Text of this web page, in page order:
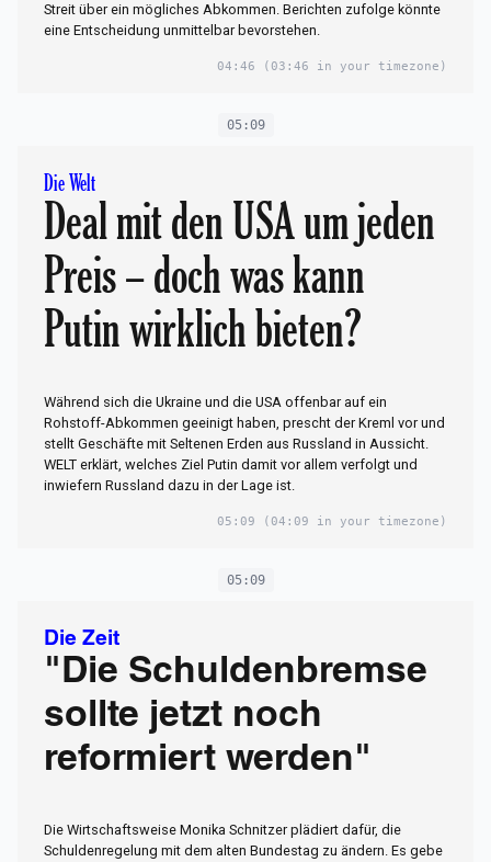
Streit über ein mögliches Abkommen. Berichten zufolge könnte
eine Entscheidung unmittelbar bevorstehen.
04:46 (03:46 in your timezone)
05:09
Die Welt
Deal mit den USA um jeden
Preis – doch was kann
Putin wirklich bieten?
Während sich die Ukraine und die USA offenbar auf ein
Rohstoff-Abkommen geeinigt haben, prescht der Kreml vor und
stellt Geschäfte mit Seltenen Erden aus Russland in Aussicht.
WELT erklärt, welches Ziel Putin damit vor allem verfolgt und
inwiefern Russland dazu in der Lage ist.
05:09 (04:09 in your timezone)
05:09
Die Zeit
"Die Schuldenbremse
sollte jetzt noch
reformiert werden"
Die Wirtschaftsweise Monika Schnitzer plädiert dafür, die
Schuldenregelung mit dem alten Bundestag zu ändern. Es gebe